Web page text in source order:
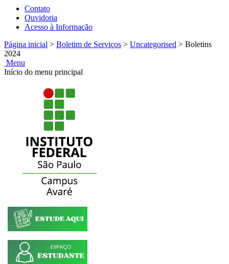
Contato
Ouvidoria
Acesso à Informação
Página inicial > Boletim de Serviços > Uncategorised > Boletins
2024
Menu
Início do menu principal